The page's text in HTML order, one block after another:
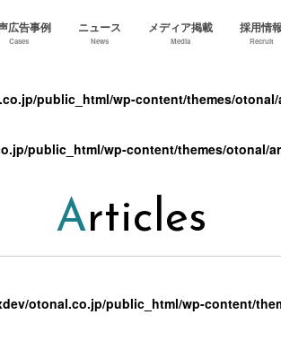
広告事例
Cases
ニュース
News
メディア掲載
Media
採用情報
Recruit
public_html/wp-content/themes/
public_html/wp-content/themes/otonal/
Articles
otonal.co.jp/public_html/wp-content/